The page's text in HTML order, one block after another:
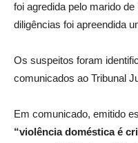
foi agredida pelo marido
diligências foi apreendida
Os suspeitos foram
comunicados ao Tribunal
Em comunicado, emitido
“violência doméstica é